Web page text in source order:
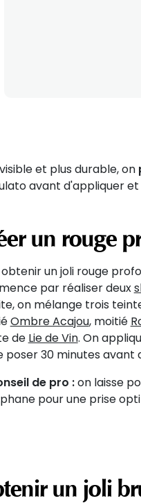
et plus durable, on
avant d'appliquer et
un rouge
obtenir un joli rouge
par réaliser deux
on mélange trois
Ombre Acajou, moitié
de Lie de Vin. On
poser 30 minutes avant
de pro :on laisse
pour une prise
un joli